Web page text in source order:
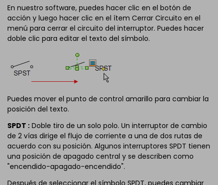
En nuestro software, puedes hacer clic en el botón de
acción y luego hacer clic en el ítem Cerrar Circuito en el
menú para cerrar el circuito del interruptor. Puedes hacer
doble clic para editar el texto del símbolo.
Puedes mover el punto de control amarillo para cambiar la
posición del texto.
SPDT : Doble tiro de un solo polo. Un interruptor de cambio
de 2 vías dirige el flujo de corriente a una de dos rutas de
acuerdo con su posición. Algunos interruptores SPDT tienen
una posición de apagado central y se describen como
"encendido-apagado-encendido".
Después de seleccionar el símbolo SPDT, puedes cambiar